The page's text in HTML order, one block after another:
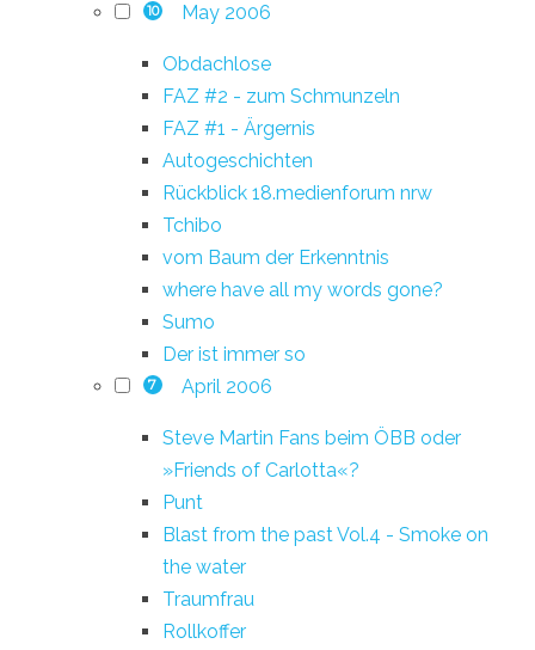
10 May 2006
Obdachlose
FAZ #2 - zum Schmunzeln
FAZ #1 - Ärgernis
Autogeschichten
Rückblick 18.medienforum nrw
Tchibo
vom Baum der Erkenntnis
where have all my words gone?
Sumo
Der ist immer so
7 April 2006
Steve Martin Fans beim ÖBB oder
»Friends of Carlotta«?
Punt
Blast from the past Vol.4 - Smoke on
the water
Traumfrau
Rollkoffer